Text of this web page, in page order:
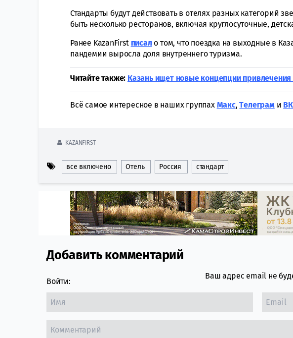
Стандарты будут действовать в отелях разных категорий
быть несколько ресторанов, включая круглосуточные,
Ранее KazanFirst писало том, что поездка на выходные в
пандемии выросла доля внутреннего туризма.
Читайте также: Казань ищет новые концепции привлечения
Всё самое интересное в наших группах Макс,Tелеграми
KAZANFIRST
все включено Отель Россия стандарт
Comment section
Добавить комментарий
Войти:
Ваш адрес email не